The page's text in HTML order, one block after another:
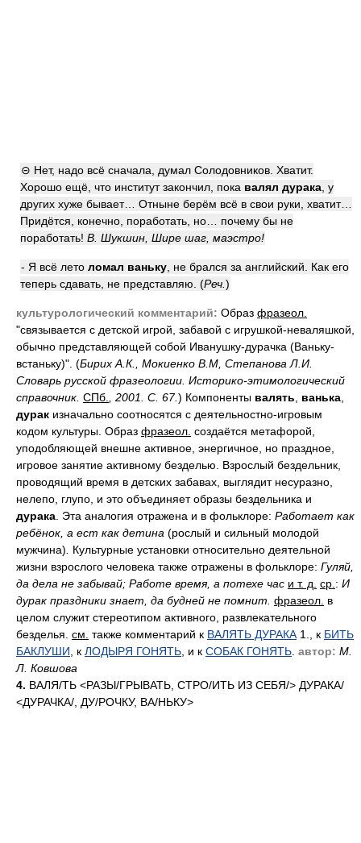
⊝ Нет, надо всё сначала, думал Солодовников. Хватит.
Хорошо ещё, что институт закончил, пока валял дурака , у
других хуже бывает… Отныне берём всё в свои руки, хватит…
Придётся, конечно, поработать, но… почему бы не
поработать! В. Шукшин, Шире шаг, маэстро!
- Я всё лето ломал ваньку , не брался за английский. Как его
теперь сдавать, не представляю. (Реч. )
культурологический комментарий: Образ фразеол.
"связывается с детской игрой, забавой с игрушкой-неваляшкой,
обычно представляющей собой Иванушку-дурачка (Ваньку-
встаньку)". (Бирих А.К., Мокиенко В.М, Степанова Л.И.
Словарь русской фразеологии. Историко-этимологический
справочник. СПб. , 2001. С. 67.) Компоненты валять ванька
дурак изначально соотносятся с деятельностно-игровым
кодом культуры. Образ фразеол. создаётся метафорой,
уподобляющей внешне активное, энергичное, но праздное,
игровое занятие активному безделью. Взрослый бездельник,
проводящий время в детских забавах, выглядит несуразно,
нелепо, глупо, и это объединяет образы бездельника и
дурака . Эта аналогия отражена и в фольклоре: Работает как
ребёнок, а ест как детина (рослый и сильный молодой
мужчина)
Культурные установки относительно деятельной
жизни взрослого человека также отражены в фольклоре: Гуляй,
да дела не забывай; Работе время, а потехе час и т. д. ср. : И
дурак праздники знает, да будней не помнит. фразеол. в
целом служит стереотипом активного, развлекательного
безделья. см. также комментарий к ВАЛЯТЬ ДУРАКА 1., к БИТЬ
БАКЛУШИ , к ЛОДЫРЯ ГОНЯТЬ , и к СОБАК ГОНЯТЬ автор: М.
Л. Ковшова
4. ВАЛЯ/ТЬ <РАЗЫ/ГРЫВАТЬ, СТРО/ИТЬ ИЗ СЕБЯ/> ДУРАКА/
<ДУРАЧКА/ , ДУ/РОЧКУ, ВА/НЬКУ>